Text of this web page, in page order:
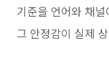
기준을 언어와 채
그 안정감이 실제